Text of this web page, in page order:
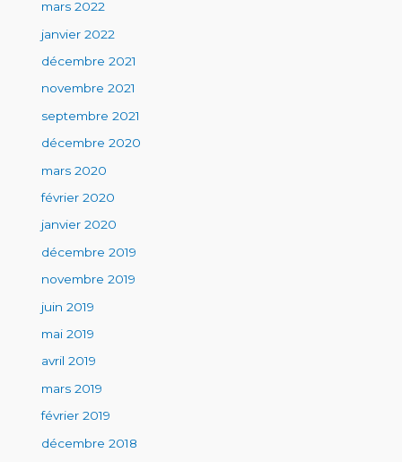
mars 2022
janvier 2022
décembre 2021
novembre 2021
septembre 2021
décembre 2020
mars 2020
février 2020
janvier 2020
décembre 2019
novembre 2019
juin 2019
mai 2019
avril 2019
mars 2019
février 2019
décembre 2018